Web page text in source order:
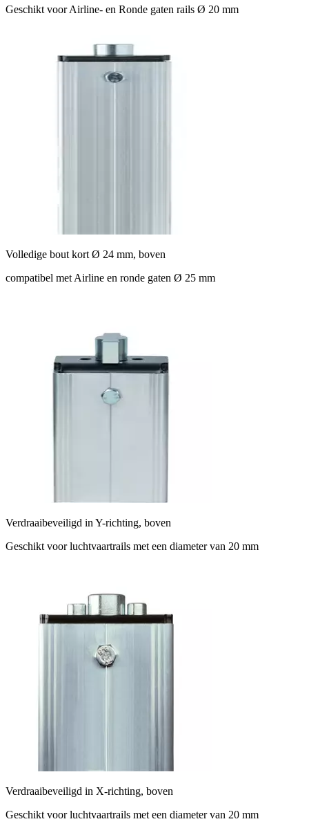
Geschikt voor Airline- en Ronde gaten rails Ø 20 mm
Volledige bout kort Ø 24 mm, boven
compatibel met Airline en ronde gaten Ø 25 mm
Verdraaibeveiligd in Y-richting, boven
Geschikt voor luchtvaartrails met een diameter van 20 mm
Verdraaibeveiligd in X-richting, boven
Geschikt voor luchtvaartrails met een diameter van 20 mm